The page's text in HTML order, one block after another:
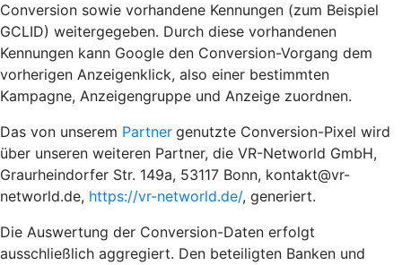
Conversion sowie vorhandene Kennungen (zum Beispiel
GCLID) weitergegeben. Durch diese vorhandenen
Kennungen kann Google den Conversion-Vorgang dem
vorherigen Anzeigenklick, also einer bestimmten
Kampagne, Anzeigengruppe und Anzeige zuordnen.
Das von unserem Partner genutzte Conversion-Pixel wird
über unseren weiteren Partner, die VR-Networld GmbH,
Graurheindorfer Str. 149a, 53117 Bonn, kontakt@vr-
networld.de, https://vr-networld.de/, generiert.
Die Auswertung der Conversion-Daten erfolgt
ausschließlich aggregiert. Den beteiligten Banken und